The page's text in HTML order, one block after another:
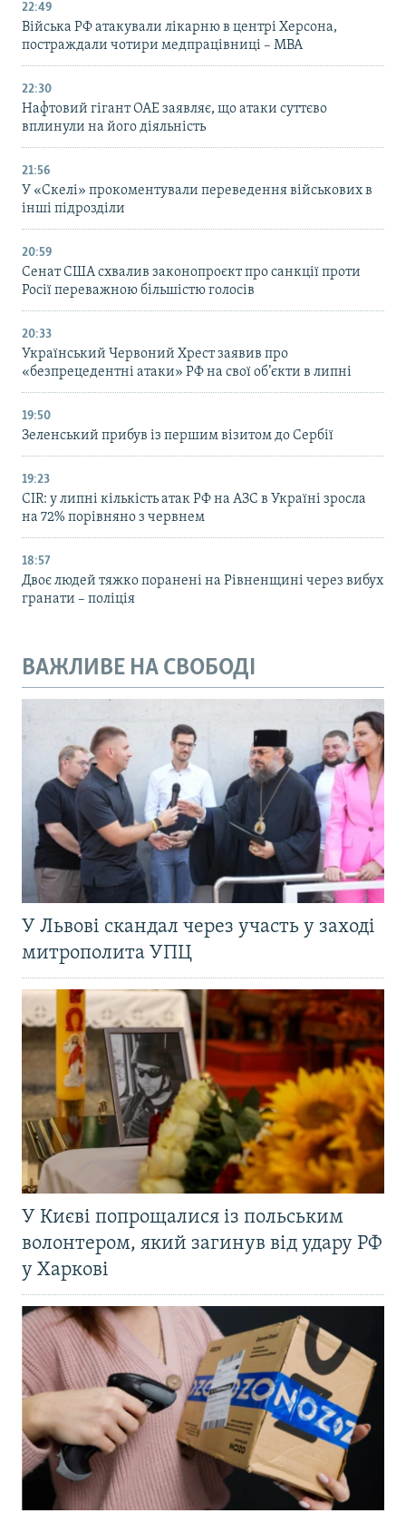
22:49
Війська РФ атакували лікарню в центрі Херсона,
постраждали чотири медпрацівниці – МВА
22:30
Нафтовий гігант ОАЕ заявляє, що атаки суттєво
вплинули на його діяльність
21:56
У «Скелі» прокоментували переведення військових в
інші підрозділи
20:59
Cенат США схвалив законопроєкт про санкції проти
Росії переважною більшістю голосів
20:33
Український Червоний Хрест заявив про
«безпрецедентні атаки» РФ на свої об’єкти в липні
19:50
Зеленський прибув із першим візитом до Сербії
19:23
CIR: у липні кількість атак РФ на АЗС в Україні зросла
на 72% порівняно з червнем
18:57
Двоє людей тяжко поранені на Рівненщині через вибух
гранати – поліція
ВАЖЛИВЕ НА СВОБОДІ
У Львові скандал через участь у заході
митрополита УПЦ
У Києві попрощалися із польським
волонтером, який загинув від удару РФ
у Харкові